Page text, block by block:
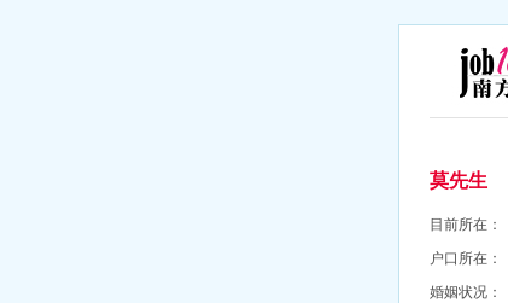
莫先生
目前所在：
户口所在：
婚姻状况：